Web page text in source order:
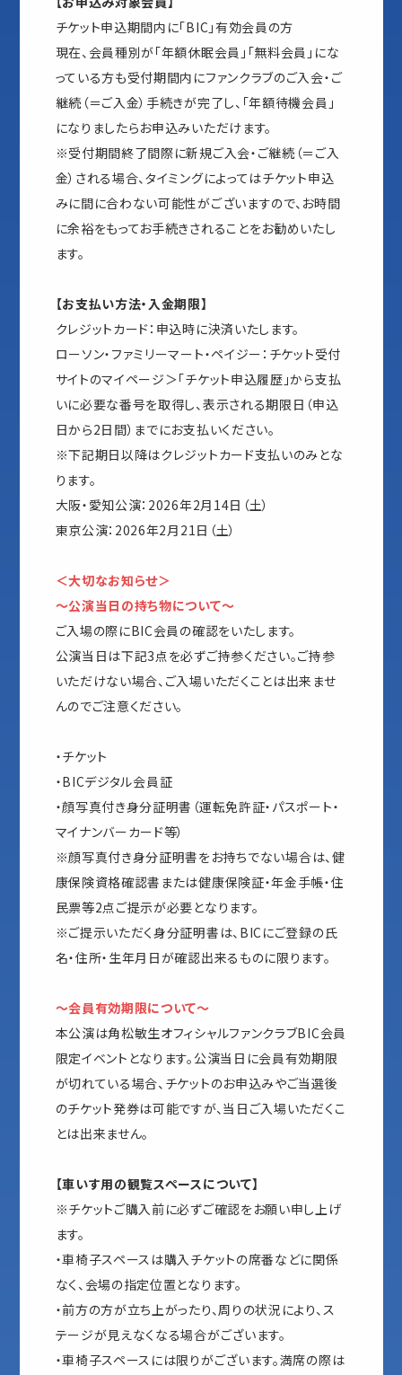
チケット申込期間内に「BIC」有効会員の方
現在、会員種別が「年額休眠会員」「無料会員」にな
っている方も受付期間内にファンクラブのご入会・ご
継続（＝ご入金）手続きが完了し、「年額待機会員」
になりましたらお申込みいただけます。
※受付期間終了間際に新規ご入会・ご継続（＝ご入
金）される場合、タイミングによってはチケット申込
みに間に合わない可能性がございますので、お時間
に余裕をもってお手続きされることをお勧めいたし
ます。
【お支払い方法・入金期限】
クレジットカード：申込時に決済いたします。
ローソン・ファミリーマート・ペイジー：チケット受付
サイトのマイページ＞「チケット申込履歴」から支払
いに必要な番号を取得し、表示される期限日（申込
日から2日間）までにお支払いください。
※下記期日以降はクレジットカード支払いのみとな
ります。
大阪・愛知公演：2026年2月14日（土）
東京公演：2026年2月21日（土）
＜大切なお知らせ＞
～公演当日の持ち物について～
ご入場の際にBIC会員の確認をいたします。
公演当日は下記3点を必ずご持参ください。ご持参
いただけない場合、ご入場いただくことは出来ませ
んのでご注意ください。
・チケット
・BICデジタル会員証
・顔写真付き身分証明書（運転免許証・パスポート・
マイナンバーカード等）
※顔写真付き身分証明書をお持ちでない場合は、健
康保険資格確認書または健康保険証・年金手帳・住
民票等2点ご提示が必要となります。
※ご提示いただく身分証明書は、BICにご登録の氏
名・住所・生年月日が確認出来るものに限ります。
～会員有効期限について～
本公演は角松敏生オフィシャルファンクラブBIC会員
限定イベントとなります。公演当日に会員有効期限
が切れている場合、チケットのお申込みやご当選後
のチケット発券は可能ですが、当日ご入場いただくこ
とは出来ません。
【車いす用の観覧スペースについて】
※チケットご購入前に必ずご確認をお願い申し上げ
ます。
・車椅子スペースは購入チケットの席番などに関係
なく、会場の指定位置となります。
・前方の方が立ち上がったり、周りの状況により、ス
テージが見えなくなる場合がございます。
・車椅子スペースには限りがございます。満席の際は